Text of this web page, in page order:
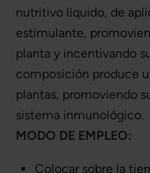
nutritivo líquido, de
estimulante,
planta y incentivando
composición produce
plantas, promoviendo
sistema inmunológico.
MODO DE EMPLEO:
Colocar sobre la